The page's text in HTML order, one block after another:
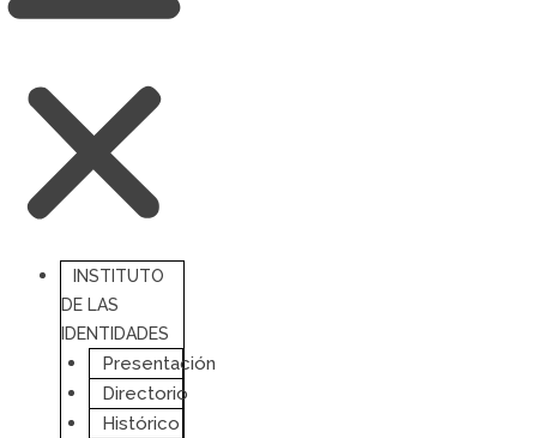
INSTITUTO
DE LAS
IDENTIDADES
Presentación
Directorio
Histórico